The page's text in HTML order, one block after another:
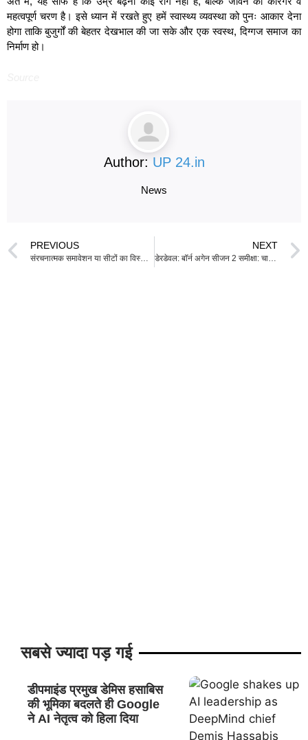
महत्वपूर्ण चरण है। इसे ध्यान में रखते हुए हमें स्वास्थ्य व्यवस्था को पुनः आकार देना
होगा ताकि बुजुर्गों की बेहतर देखभाल की जा सके और एक स्वस्थ, दिग्गज समाज का
निर्माण हो।
Author: UP 24.in
News
PREVIOUS
संरचनात्मक समावेशन या सीटों का विस्तार? जेएनयू में लिंग समता पर गहरा विवाद
NEXT
डेरडेवल: बॉर्न अगेन सीजन 2 समीक्षा: चार्ली कॉक्स और विंसेंट डी’ओनोफ्रियो की रोमांचक और भावुक प्रतिरोध कहानी
सबसे ज्यादा पड़ गई
डीपमाइंड प्रमुख डेमिस हसाबिस
की भूमिका बदलते ही Google
ने AI नेतृत्व को हिला दिया